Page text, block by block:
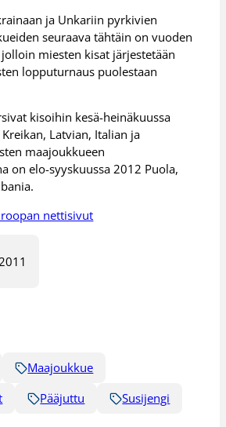
ja Unkariin pyrkivien
seuraava tähtäin on vuoden
miesten kisat järjestetään
lopputurnaus puolestaan
kisoihin kesä-heinäkuussa
Latvian, Italian ja
maajoukkueen
on elo-syyskuussa 2012 Puola,
nettisivut
Maajoukkue
Pääjuttu
Susijengi